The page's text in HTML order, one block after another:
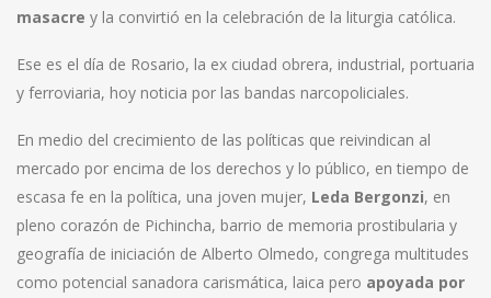
masacre y la convirtió en la celebración de la liturgia católica.
Ese es el día de Rosario, la ex ciudad obrera, industrial, portuaria
y ferroviaria, hoy noticia por las bandas narcopoliciales.
En medio del crecimiento de las políticas que reivindican al
mercado por encima de los derechos y lo público, en tiempo de
escasa fe en la política, una joven mujer, Leda Bergonzi, en
pleno corazón de Pichincha, barrio de memoria prostibularia y
geografía de iniciación de Alberto Olmedo, congrega multitudes
como potencial sanadora carismática, laica pero apoyada por